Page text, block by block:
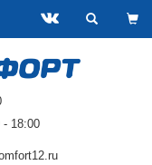
18:00